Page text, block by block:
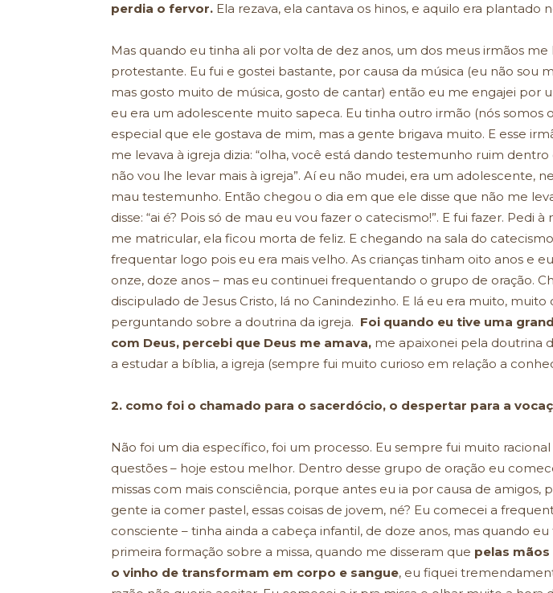
perdia o fervor. Ela rezava, ela cantava os hinos, e aquilo era plantado
Mas quando eu tinha ali por volta de dez anos, um dos meus irmãos me
protestante. Eu fui e gostei bastante, por causa da música (eu não sou
mas gosto muito de música, gosto de cantar) então eu me engajei por
eu era um adolescente muito sapeca. Eu tinha outro irmão (nós somos
especial que ele gostava de mim, mas a gente brigava muito. E esse
me levava à igreja dizia: “olha, você está dando testemunho ruim dentro
não vou lhe levar mais à igreja”. Aí eu não mudei, era um adolescente,
mau testemunho. Então chegou o dia em que ele disse que não me
disse: “ai é? Pois só de mau eu vou fazer o catecismo!”. E fui fazer. Pedi
me matricular, ela ficou morta de feliz. E chegando na sala do
frequentar logo pois eu era mais velho. As crianças tinham oito anos e
onze, doze anos – mas eu continuei frequentando o grupo de oração.
discipulado de Jesus Cristo, lá no Canindezinho. E lá eu era muito, muito
perguntando sobre a doutrina da igreja. Foi quando eu tive uma
com Deus, percebi que Deus me amava, me apaixonei pela doutrina
a estudar a bíblia, a igreja (sempre fui muito curioso em relação a
2. como foi o chamado para o sacerdócio, o despertar para a
Não foi um dia específico, foi um processo. Eu sempre fui muito racional
questões – hoje estou melhor. Dentro desse grupo de oração eu
missas com mais consciência, porque antes eu ia por causa de amigos,
gente ia comer pastel, essas coisas de jovem, né? Eu comecei a
consciente – tinha ainda a cabeça infantil, de doze anos, mas quando
primeira formação sobre a missa, quando me disseram que pelas
o vinho de transformam em corpo e sangue, eu fiquei